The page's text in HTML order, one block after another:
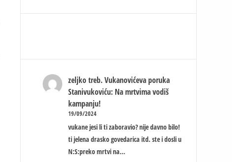
zeljko treb. Vukanovićeva poruka
Stanivukoviću: Na mrtvima vodiš
kampanju!
19/09/2024
vukane jesi li ti zaboravio? nije davno bilo!
ti jelena drasko govedarica itd. ste i dosli u
N:S:preko mrtvi na…